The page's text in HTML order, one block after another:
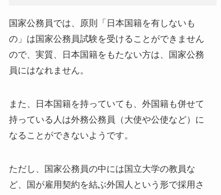
国家公務員では、原則「日本国籍を有しないも
の」は国家公務員試験を受けることができません
ので、実質、日本国籍をもたない方は、国家公務
員にはなれません。
また、日本国籍を持っていても、外国籍も併せて
持っている人は外務公務員（大使や公使など）に
なることができないようです。
ただし、国家公務員の中には国立大学の教員な
ど、国が雇用契約を結ぶ外国人という形で採用さ